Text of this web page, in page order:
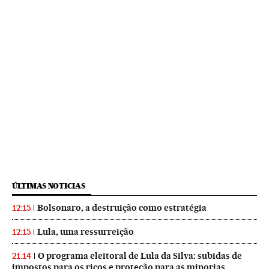
ÚLTIMAS NOTICIAS
12:15 Bolsonaro, a destruição como estratégia
12:15 Lula, uma ressurreição
21:14
O programa eleitoral de Lula da Silva: subidas de